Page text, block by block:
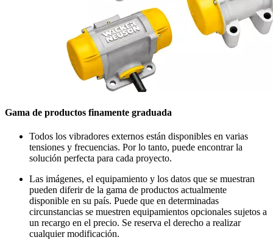
Gama de productos finamente graduada
Todos los vibradores externos están disponibles en varias
tensiones y frecuencias. Por lo tanto, puede encontrar la
solución perfecta para cada proyecto.
Las imágenes, el equipamiento y los datos que se muestran
pueden diferir de la gama de productos actualmente
disponible en su país. Puede que en determinadas
circunstancias se muestren equipamientos opcionales sujetos a
un recargo en el precio. Se reserva el derecho a realizar
cualquier modificación.